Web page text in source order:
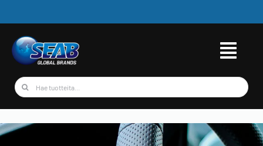
to
content
Etsi